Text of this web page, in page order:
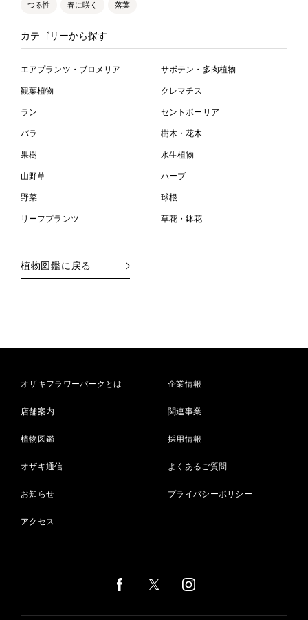
つる性 春に咲く 落葉
カテゴリーから探す
エアプランツ・ブロメリア サボテン・多肉植物
観葉植物 クレマチス
ラン セントポーリア
バラ 樹木・花木
果樹 水生植物
山野草 ハーブ
野菜 球根
リーフプランツ 草花・鉢花
植物図鑑に戻る
オザキフラワーパークとは
店舗案内
植物図鑑
オザキ通信
お知らせ
アクセス
企業情報
関連事業
採用情報
よくあるご質問
プライバシーポリシー